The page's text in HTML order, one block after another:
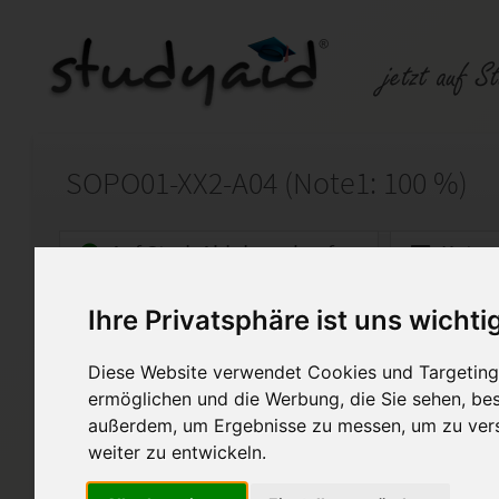
Ihre Privatsphäre ist uns
Diese Website verwendet Cookies und
ermöglichen und die Werbung, die Sie sehen,
außerdem, um Ergebnisse zu messen, um zu
weiter zu entwickeln.
SOPO01-XX2-A04 (Note1: 100 %)
Auf StudyAid.de verkaufen
Startseite Technik und Informatik
Sozialkunde/Politik
Ich biete meine selbst
Einsendeaufgabe SOPO01-